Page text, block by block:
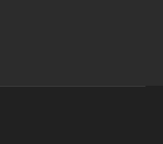
どの環境により、
います。